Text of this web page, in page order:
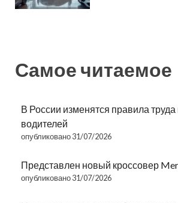
Самое читаемое
В России изменятся правила труда
водителей
опубликовано 31/07/2026
Представлен новый кроссовер
опубликовано 31/07/2026